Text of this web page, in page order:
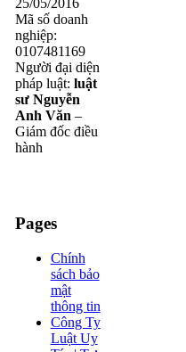
25/05/2016
Mã số doanh
nghiệp:
0107481169
Người đại diện
pháp luật: luật
sư Nguyễn
Anh Văn –
Giám đốc điều
hành
Pages
Chính
sách bảo
mật
thông tin
Công Ty
Luật Uy